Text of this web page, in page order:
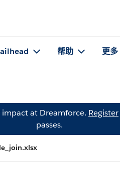
帮助 更多
at Dreamforce. Register
passes.